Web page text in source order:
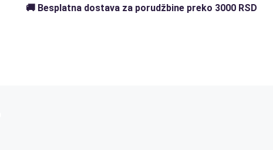
🚚 Besplatna dostava za porudžbine preko 3000 RSD